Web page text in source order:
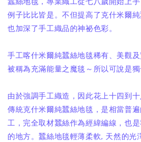
例子比比皆是。不但提高了克什米爾純
也加深了手工織品的神祕色彩。
手工喀什米爾純蠶絲地毯稀有、美觀
被稱為充滿能量之魔毯～所以可說是獨
由於強調手工織造，因此花上十四到
傳統克什米爾純蠶絲地毯，是相當普
工，完全取材蠶絲作為經緯編線，也
的地方。蠶絲地毯輕薄柔軟, 天然的光